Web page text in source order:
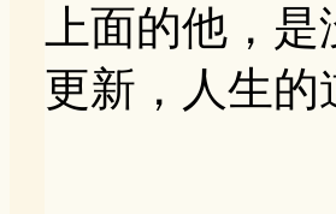
上面的他，
更新，人生的